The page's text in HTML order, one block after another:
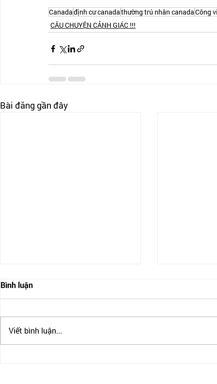
Canadađịnh cư canadathường trú nhân canadaCông
CÂU CHUYỆN CẢNH GIÁC !!!
Bài đăng gần đây
Bình luận
Viết bình luận...